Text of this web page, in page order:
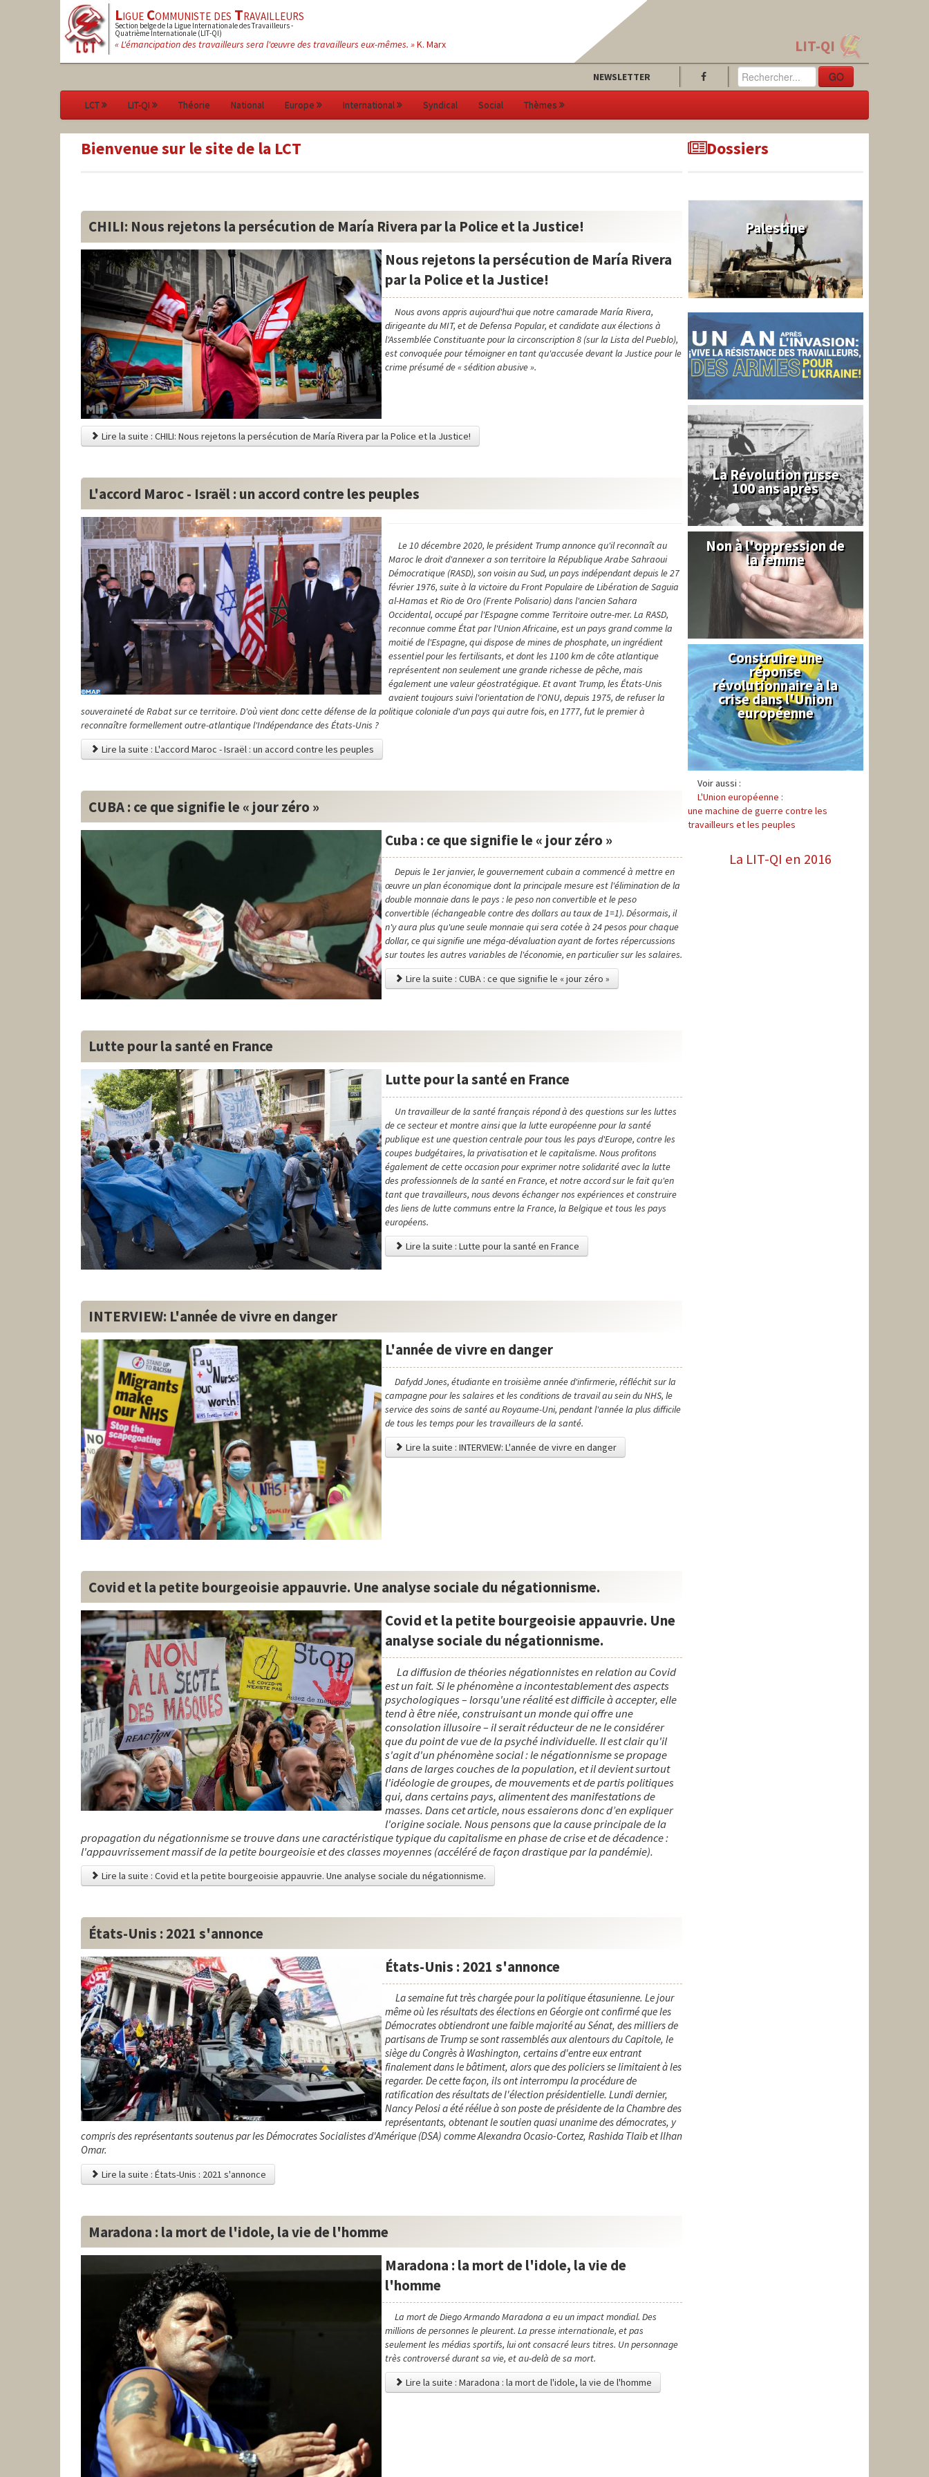
LigueCommuniste des Travailleurs
Section belge de la Ligue Internationale des Travailleurs -
Quatrième Internationale (LIT-QI)
« L'émancipation des travailleurs sera l'œuvre des travailleurs eux-mêmes. »K. Marx LIT-QI
NEWSLETTER GO
LCT LIT-QI Théorie National Europe International Syndical Social Thèmes
Bienvenue sur le site de la LCT
CHILI: Nous rejetons la persécution de María Rivera par la Police et la Justice!
Nous rejetons la persécution de María Rivera
par la Police et la Justice!
Nous avons appris aujourd'hui que notre camarade María Rivera,
dirigeante du MIT, et de Defensa Popular, et candidate aux élections à
l'Assemblée Constituante pour la circonscription 8 (sur la Lista del Pueblo),
est convoquée pour témoigner en tant qu'accusée devant la Justice pour le
crime présumé de « sédition abusive ».
Lire la suite : CHILI: Nous rejetons la persécution de María Rivera par la Police et la Justice!
L'accord Maroc - Israël : un accord contre les peuples
Le 10 décembre 2020, le président Trump annonce qu'il reconnaît au
Maroc le droit d'annexer a son territoire la République Arabe Sahraoui
Démocratique (RASD), son voisin au Sud, un pays indépendant depuis le 27
février 1976, suite à la victoire du Front Populaire de Libération de Saguia
al-Hamas et Rio de Oro (Frente Polisario) dans l'ancien Sahara
Occidental, occupé par l'Espagne comme Territoire outre-mer. La RASD,
reconnue comme État par l'Union Africaine, est un pays grand comme la
moitié de l'Espagne, qui dispose de mines de phosphate, un ingrédient
essentiel pour les fertilisants, et dont les 1100 km de côte atlantique
représentent non seulement une grande richesse de pêche, mais
également une valeur géostratégique. Et avant Trump, les États-Unis
avaient toujours suivi l'orientation de l'ONU, depuis 1975, de refuser la
souveraineté de Rabat sur ce territoire. D'où vient donc cette défense de la politique coloniale d'un pays qui autre fois, en 1777, fut le premier à
reconnaître formellement outre-atlantique l'Indépendance des États-Unis ?
Lire la suite : L'accord Maroc - Israël : un accord contre les peuples
CUBA : ce que signifie le « jour zéro »
Cuba : ce que signifie le « jour zéro »
Depuis le 1er janvier, le gouvernement cubain a commencé à mettre en
œuvre un plan économique dont la principale mesure est l'élimination de la
double monnaie dans le pays : le peso non convertible et le peso
convertible (échangeable contre des dollars au taux de 1=1). Désormais, il
n'y aura plus qu'une seule monnaie qui sera cotée à 24 pesos pour chaque
dollar, ce qui signifie une méga-dévaluation ayant de fortes répercussions
sur toutes les autres variables de l'économie, en particulier sur les salaires.
Lire la suite : CUBA : ce que signifie le « jour zéro »
Lutte pour la santé en France
Lutte pour la santé en France
Un travailleur de la santé français répond à des questions sur les luttes
de ce secteur et montre ainsi que la lutte européenne pour la santé
publique est une question centrale pour tous les pays d'Europe, contre les
coupes budgétaires, la privatisation et le capitalisme. Nous profitons
également de cette occasion pour exprimer notre solidarité avec la lutte
des professionnels de la santé en France, et notre accord sur le fait qu'en
tant que travailleurs, nous devons échanger nos expériences et construire
des liens de lutte communs entre la France, la Belgique et tous les pays
européens.
Lire la suite : Lutte pour la santé en France
INTERVIEW: L'année de vivre en danger
L'année de vivre en danger
Dafydd Jones, étudiante en troisième année d'infirmerie, réfléchit sur la
campagne pour les salaires et les conditions de travail au sein du NHS, le
service des soins de santé au Royaume-Uni, pendant l'année la plus difficile
de tous les temps pour les travailleurs de la santé.
Lire la suite : INTERVIEW: L'année de vivre en danger
Covid et la petite bourgeoisie appauvrie. Une analyse sociale du négationnisme.
Covid et la petite bourgeoisie appauvrie. Une
analyse sociale du négationnisme.
La diffusion de théories négationnistes en relation au Covid
est un fait. Si le phénomène a incontestablement des aspects
psychologiques – lorsqu'une réalité est difficile à accepter, elle
tend à être niée, construisant un monde qui offre une
consolation illusoire – il serait réducteur de ne le considérer
que du point de vue de la psyché individuelle. Il est clair qu'il
s'agit d'un phénomène social : le négationnisme se propage
dans de larges couches de la population, et il devient surtout
l'idéologie de groupes, de mouvements et de partis politiques
qui, dans certains pays, alimentent des manifestations de
masses. Dans cet article, nous essaierons donc d’en expliquer
l'origine sociale. Nous pensons que la cause principale de la
propagation du négationnisme se trouve dans une caractéristique typique du capitalisme en phase de crise et de décadence :
l'appauvrissement massif de la petite bourgeoisie et des classes moyennes (accéléré de façon drastique par la pandémie).
Lire la suite : Covid et la petite bourgeoisie appauvrie. Une analyse sociale du négationnisme.
États-Unis : 2021 s'annonce
États-Unis : 2021 s'annonce
La semaine fut très chargée pour la politique étasunienne. Le jour
même où les résultats des élections en Géorgie ont confirmé que les
Démocrates obtiendront une faible majorité au Sénat, des milliers de
partisans de Trump se sont rassemblés aux alentours du Capitole, le
siège du Congrès à Washington, certains d'entre eux entrant
finalement dans le bâtiment, alors que des policiers se limitaient à les
regarder. De cette façon, ils ont interrompu la procédure de
ratification des résultats de l'élection présidentielle. Lundi dernier,
Nancy Pelosi a été réélue à son poste de présidente de la Chambre des
représentants, obtenant le soutien quasi unanime des démocrates, y
compris des représentants soutenus par les Démocrates Socialistes d'Amérique (DSA) comme Alexandra Ocasio-Cortez, Rashida Tlaib et Ilhan
Omar.
Lire la suite : États-Unis : 2021 s'annonce
Maradona : la mort de l'idole, la vie de l'homme
Maradona : la mort de l'idole, la vie de
l'homme
La mort de Diego Armando Maradona a eu un impact mondial. Des
millions de personnes le pleurent. La presse internationale, et pas
seulement les médias sportifs, lui ont consacré leurs titres. Un personnage
très controversé durant sa vie, et au-delà de sa mort.
Lire la suite : Maradona : la mort de l'idole, la vie de l'homme
Dossiers
Palestine
La Révolution russe
100 ans après
Syrie
Non à l'oppression de
la femme
Syndical
Construire une
réponse
révolutionnaire à la
crise dans l'Union
européenne
Voir aussi :
L'Union européenne :
une machine de guerre contre les
travailleurs et les peuples
La LIT-QI en 2016